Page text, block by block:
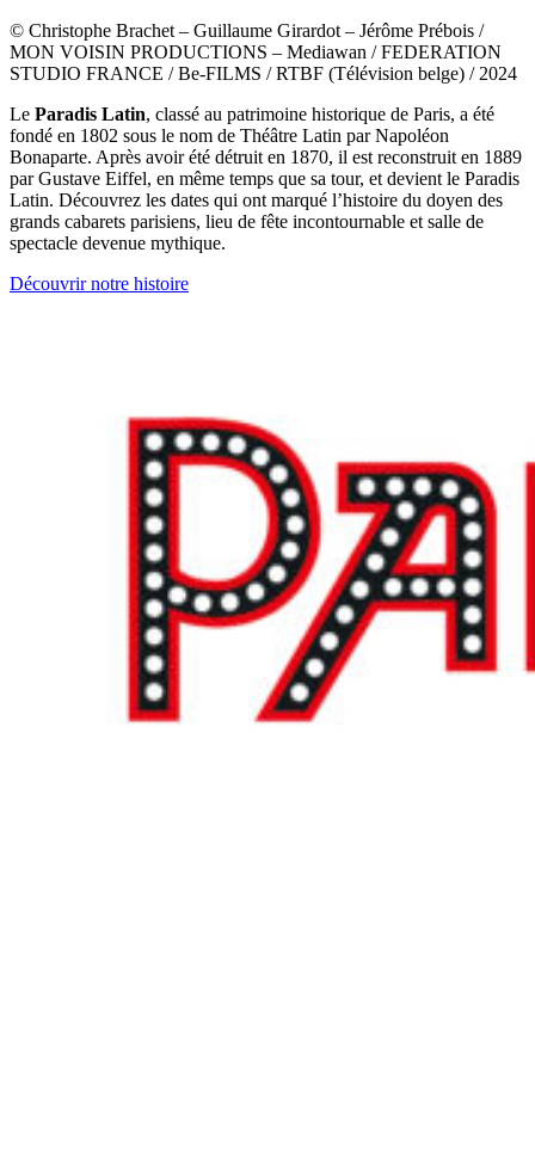
© Christophe Brachet – Guillaume Girardot – Jérôme Prébois /
MON VOISIN PRODUCTIONS – Mediawan / FEDERATION
STUDIO FRANCE / Be-FILMS / RTBF (Télévision belge) / 2024
Le Paradis Latin, classé au patrimoine historique de Paris, a été
fondé en 1802 sous le nom de Théâtre Latin par Napoléon
Bonaparte. Après avoir été détruit en 1870, il est reconstruit en 1889
par Gustave Eiffel, en même temps que sa tour, et devient le Paradis
Latin. Découvrez les dates qui ont marqué l’histoire du doyen des
grands cabarets parisiens, lieu de fête incontournable et salle de
spectacle devenue mythique.
Découvrir notre histoire